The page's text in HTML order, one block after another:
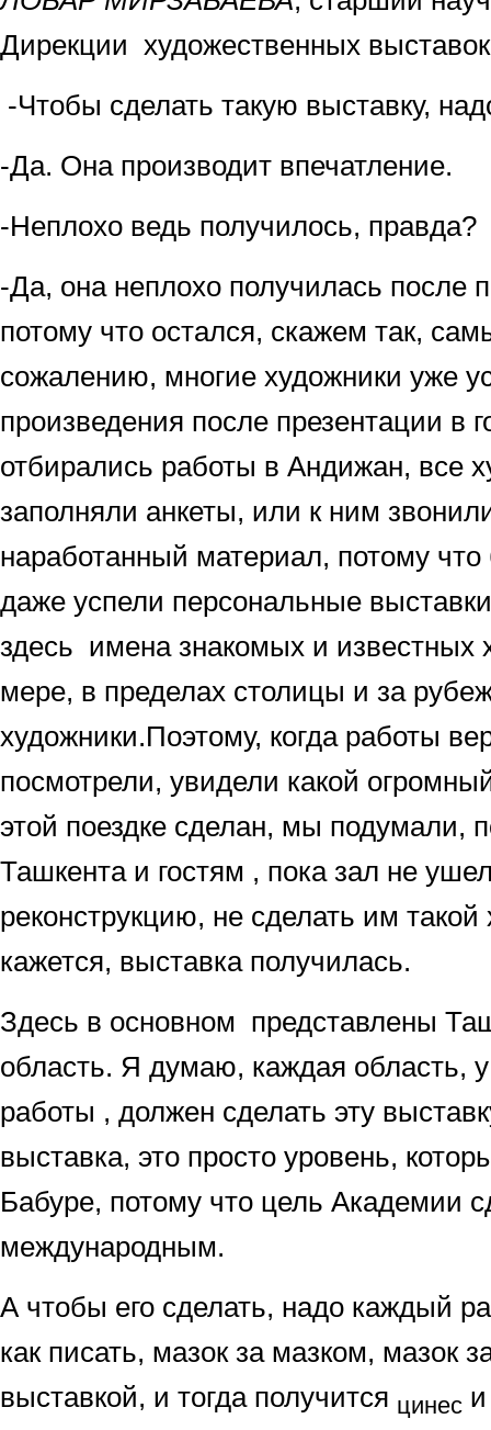
Дирекции художественных выставок
-Чтобы сделать такую выставку,
-Да. Она производит впечатление.
-Неплохо ведь получилось, правда?
-Да, она неплохо получилась после
потому что остался, скажем так,
сожалению, многие художники уже
произведения после презентации в
отбирались работы в Андижан, все
заполняли анкеты, или к ним
наработанный материал, потому
даже успели персональные
здесь имена знакомых и известных
мере, в пределах столицы и за
художники.Поэтому, когда работы
посмотрели, увидели какой
этой поездке сделан, мы подумали,
Ташкента и гостям , пока зал не
реконструкцию, не сделать им
кажется, выставка получилась.
Здесь в основном представлены
область. Я думаю, каждая область,
работы , должен сделать эту
выставка, это просто уровень,
Бабуре, потому что цель Академии
международным.
А чтобы его сделать, надо каждый
как писать, мазок за мазком, мазок
выставкой, и тогда получится цинес